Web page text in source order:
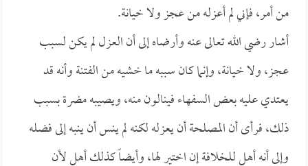
من أمر، فإني لم أعزله من عجز ولا خيانة.
أشار رضي الله تعالى عنه وأرضاه إلى أن العزل لم يكن لسبب
عجز، ولا خيانة، وإنما كان سببه ما خشيه من الفتنة وأنه قد
يعتدي عليه بعض السفهاء فينالون منه، ويصيبه مضرة بسبب
ذلك، فرأى أن المصلحة أن يعزله لكنه لم ينس أن ينبه إلى فضله
وإلى أنه أهل للخلافة إن اختير لها، وأيضاً كذلك أهل لأن